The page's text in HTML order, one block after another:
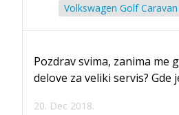
Volkswagen Golf
Pozdrav svima, zanima me
delove za veliki servis? Gde
20. Dec 2018.